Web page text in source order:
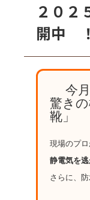
２０２
開中 ！
今
驚き
靴」
現場のプロ
静電気を
さらに、